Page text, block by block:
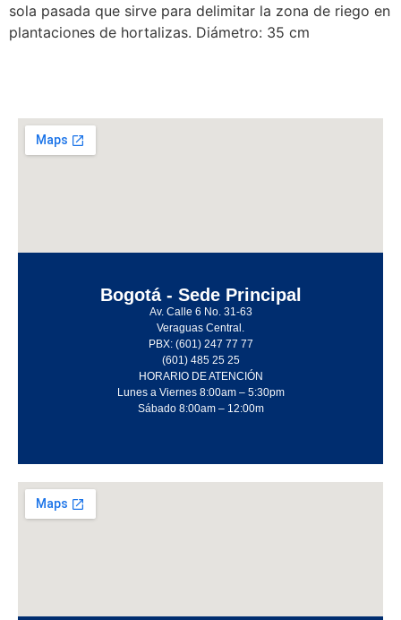
sola pasada que sirve para delimitar la zona de riego en
plantaciones de hortalizas. Diámetro: 35 cm
Bogotá - Sede Principal
Av. Calle 6 No. 31-63
Veraguas Central.
PBX: (601) 247 77 77
(601) 485 25 25
HORARIO DE ATENCIÓN
Lunes a Viernes 8:00am – 5:30pm
Sábado 8:00am – 12:00m